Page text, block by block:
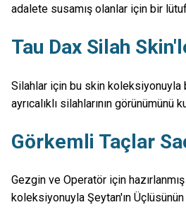
adalete susamış olanlar için bir
Tau Dax Silah
Silahlar için bu skin koleksiyonuyla
ayrıcalıklı silahlarının görünümünü
Görkemli Taçlar
Gezgin ve Operatör için
koleksiyonuyla Şeytan'ın